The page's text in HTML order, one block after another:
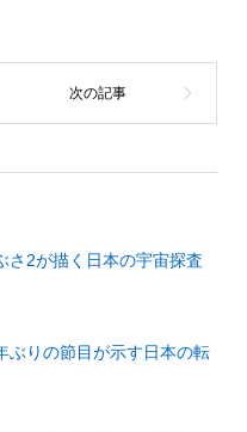
2が描く日本の宇宙探査
りの節目が示す日本の転